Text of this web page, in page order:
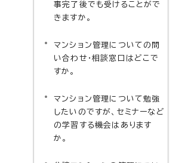
事完了後でも受けることがで
きますか。
マンション管理についての問
い合わせ・相談窓口はどこで
すか。
マンション管理について勉強
したいのですが、セミナーなど
の学習する機会はあります
か。